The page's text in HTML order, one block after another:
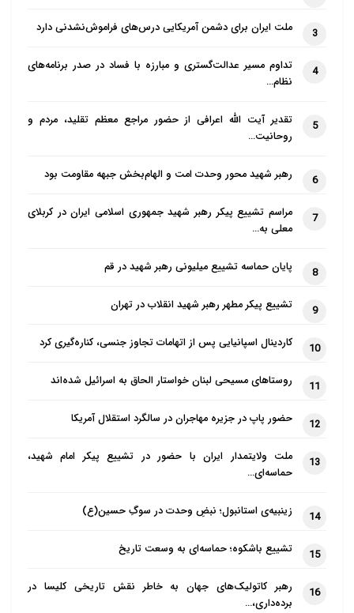
مصوب دادستانی به عنوان جایگزینی برای حدود قانونی
استفاده از روش شوک برای از بین بردن حسادت و عقیده
مذهبی مردم که در نهایت با هماهنگی مستقیم با دیوان،
در خواننده‌ای که هنگام درآوردن شلوار نسبت به خدا و
پیامبران فحاشی می‌کرد، تجسم یافت.
اجرای برنامه رسانه‌­ای و امنیتی برای رفع آخرین موانع
آن‌ها در قبال اسرائیل و صهیونیست هاست تا مقدمه‌ای
برای رفع هویت، تعلق و حساسیت مسلمانان نسبت به
دین آنان باشد.
عبدالحکیم بن­‌عبدالعزیز الدخیل نیز در ایکس خود به نقل
بر ترویج فرهنگ بازی‌­های ویدیویی تمرکز کرده تا توجه
جوانان را منحرف کند و حس ملی­‌گرایی و هویت جدا از
اسلام محافظه­‌کار را ایجاد کند.
تغییرات زیادی که
عربستان سعودی
در رویکردهای خود به
ویژه در عرصه فرهنگ در دوران قدرت بن‌­سلمان مشاهده
می­‌کند، برای بسیاری گواهی بر فاصله گرفتن آشکار خاندان
سلطنتی سعودی از آموزه‌­های اسلام است. هر چند با
نگاهی در طول تاریخ می­‌توان فهمید که اسلام و قرائت
وهابی از آن، تا زمانی که از ارکان قدرت و تثبیت جایگاه
بوده و از آن استفاده می­‌شده است؛ اما شکاف میان
3 ملت ایران برای دشمن آمریکایی درس‌های فراموش‌نشدنی دارد
4
تداوم مسیر عدالت‌گستری و مبارزه با فساد در صدر برنامه‌های
نظام…
5
تقدیر آیت الله اعرافی از حضور مراجع معظم تقلید، مردم و
روحانیت…
6 رهبر شهید محور وحدت امت و الهام‌بخش جبهه مقاومت بود
7
مراسم تشییع پیکر رهبر شهید جمهوری اسلامی ایران در کربلای
معلی به…
8 پایان حماسه تشییع میلیونی رهبر شهید در قم
9 تشییع پیکر مطهر رهبر شهید انقلاب در تهران
10 کاردینال اسپانیایی پس از اتهامات تجاوز جنسی، کناره‌گیری کرد
11 روستاهای مسیحی لبنان خواستار الحاق به اسرائیل شده‌اند
12 حضور پاپ در جزیره مهاجران در سالگرد استقلال آمریکا
13
ملت ولایتمدار ایران با حضور در تشییع پیکر امام شهید،
حماسه‌ای…
14 زینبیه‌ی استانبول؛ نبضِ وحدت در سوگِ حسین(ع)
15 تشییع باشکوه؛ حماسه‌ای به وسعت تاریخ
16
رهبر کاتولیک‌های جهان به خاطر نقش تاریخی کلیسا در
برده‌داری،…